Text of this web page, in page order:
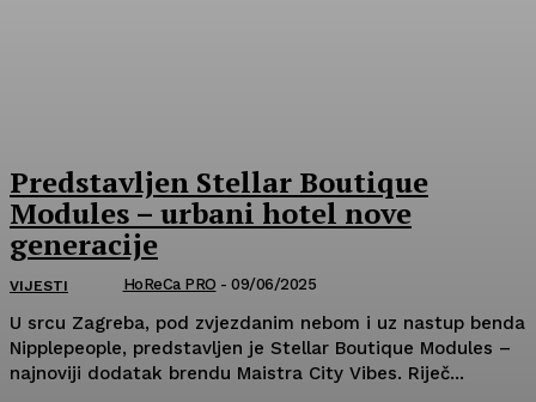
Predstavljen Stellar Boutique
Modules – urbani hotel nove
generacije
VIJESTI HoReCa PRO - 09/06/2025
U srcu Zagreba, pod zvjezdanim nebom i uz nastup benda
Nipplepeople, predstavljen je Stellar Boutique Modules –
najnoviji dodatak brendu Maistra City Vibes. Riječ...